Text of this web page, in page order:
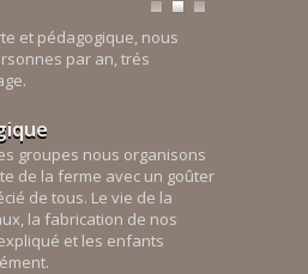
et pédagogique, nous
par an, trés
groupes nous organisons
de la ferme avec un goûter
de tous. Le vie de la
la fabrication de nos
et les enfants